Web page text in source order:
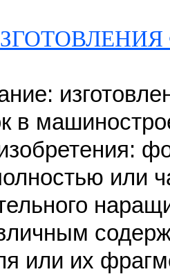
в
или
или их